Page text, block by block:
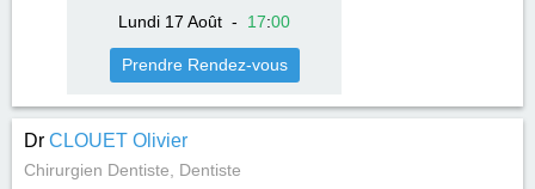
Lundi 17 Août - 17:00
Prendre Rendez-vous
Dr CLOUET Olivier
Chirurgien Dentiste, Dentiste